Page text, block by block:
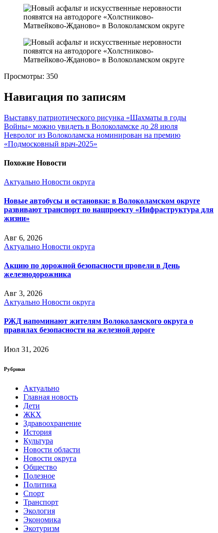
Просмотры: 350
Навигация по записям
Выставку патриотического рисунка «Шахматы в годы
Войны» можно увидеть в Волоколамске до 28 июля
Невролог из Волоколамска номинирован на премию
«Подмосковный врач-2025»
Похожие Новости
Актуально Новости округа
Новые автобусы и остановки: в Волоколамском округе
развивают транспорт по нацпроекту «Инфраструктура для
жизни»
Авг 6, 2026
Актуально Новости округа
Акцию по дорожной безопасности провели в День
железнодорожника
Авг 3, 2026
Актуально Новости округа
РЖД напоминают жителям Волоколамского округа о
правилах безопасности на железной дороге
Июл 31, 2026
Рубрики
Актуально
Главная новость
Дети
ЖКХ
Здравоохранение
История
Культура
Новости области
Новости округа
Общество
Полезное
Политика
Спорт
Транспорт
Экология
Экономика
Экотуризм